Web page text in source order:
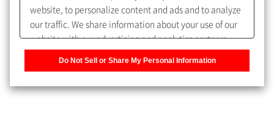
My SHIMADZU for Analyticalへ登録いただくと、技術情報や
取扱説明書・Webinarなどの閲覧ができます。
うになります。
website, to personalize content and ads and to analyze
our traffic. We share information about your use of our
website with our advertising and analytics partners,
Do Not Sell or Share My Personal Information